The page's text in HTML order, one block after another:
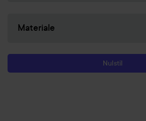
Nulstil